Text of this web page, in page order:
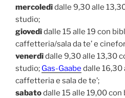
mercoledìdalle 9,30 alle
studio;
giovedìdalle 15 alle 19 con
caffetteria/sala da te’ e
venerdìdalle 9,30 alle 13,30
studio; Gas-Gaabe dalle 16,30
caffetteria e sala de te’;
sabatodalle 15 alle 19,00